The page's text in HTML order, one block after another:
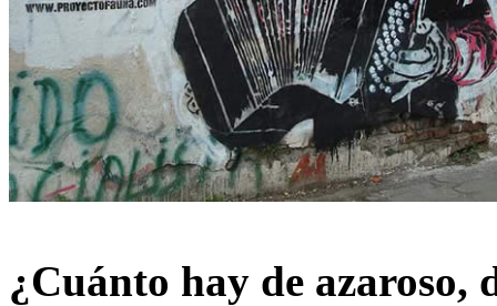
¿Cuánto hay de azaroso,